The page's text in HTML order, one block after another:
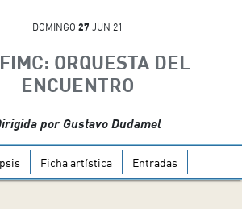
DOMINGO 27 JUN 21
ORQUESTA DEL
ENCUENTRO
por Gustavo Dudamel
Ficha artística Entradas